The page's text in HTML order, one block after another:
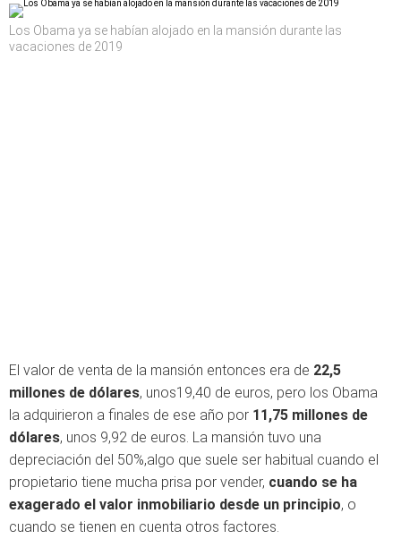
Los Obama ya se habían alojado en la mansión durante las
vacaciones de 2019
El valor de venta de la mansión entonces era de 22,5
millones de dólares, unos19,40 de euros, pero los Obama
la adquirieron a finales de ese año por 11,75 millones de
dólares, unos 9,92 de euros. La mansión tuvo una
depreciación del 50%,algo que suele ser habitual cuando el
propietario tiene mucha prisa por vender, cuando se ha
exagerado el valor inmobiliario desde un principio, o
cuando se tienen en cuenta otros factores.